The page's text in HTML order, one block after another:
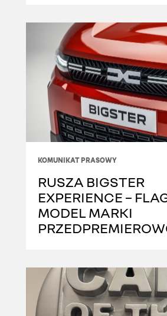
KOMUNIKAT PRASOWY
RUSZA BIGSTER
EXPERIENCE –
MODEL MARKI